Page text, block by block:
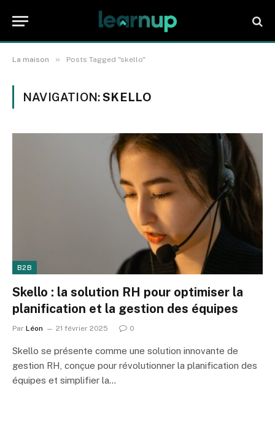
La maison » Posts Tagged "skello"
NAVIGATION:SKELLO
B2B
Skello : la solution RH pour optimiser la
planification et la gestion des équipes
Par Léon 21 février 2025 0
Skello se présente comme une solution innovante de
gestion RH, conçue pour révolutionner la planification des
équipes et simplifier la…